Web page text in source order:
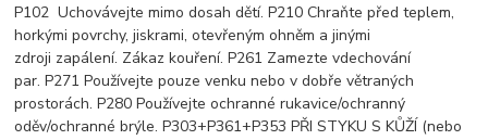
P102 Uchovávejte mimo dosah dětí. P210 Chraňte před teplem,
horkými povrchy, jiskrami, otevřeným ohněm a jinými
zdroji zapálení. Zákaz kouření. P261 Zamezte vdechování
par. P271 Používejte pouze venku nebo v dobře větraných
prostorách. P280 Používejte ochranné rukavice/ochranný
oděv/ochranné brýle. P303+P361+P353 PŘI STYKU S KŮŽÍ (nebo